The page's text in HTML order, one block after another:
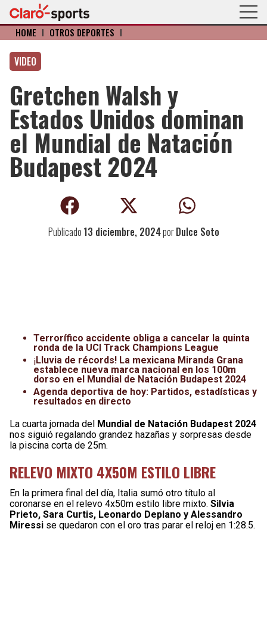
HOME I OTROS DEPORTES I
VIDEO
Gretchen Walsh y
Estados Unidos dominan
el Mundial de Natación
Budapest 2024
Publicado 13 diciembre, 2024porDulce Soto
Terrorífico accidente obliga a cancelar la quinta
ronda de la UCI Track Champions League
¡Lluvia de récords! La mexicana Miranda Grana
establece nueva marca nacional en los 100m
dorso en el Mundial de Natación Budapest 2024
Agenda deportiva de hoy: Partidos, estadísticas y
resultados en directo
La cuarta jornada del Mundial de Natación Budapest 2024
nos siguió regalando grandez hazañas y sorpresas desde
la piscina corta de 25m.
RELEVO MIXTO 4X50M ESTILO LIBRE
En la primera final del día, Italia sumó otro título al
coronarse en el relevo 4x50m estilo libre mixto. Silvia
Prieto, Sara Curtis, Leonardo Deplano y Alessandro
Miressi se quedaron con el oro tras parar el reloj en 1:28.5.